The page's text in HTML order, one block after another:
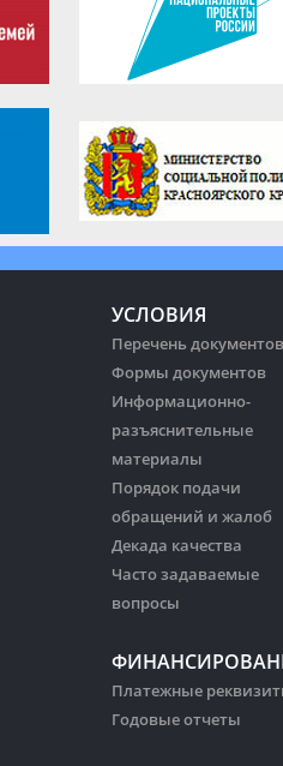
УСЛОВИЯ
Перечень документов
Формы документов
Информационно-
разъяснительные
материалы
Порядок подачи
обращений и жалоб
Декада качества
Часто задаваемые
вопросы
Платежные
Годовые отчеты